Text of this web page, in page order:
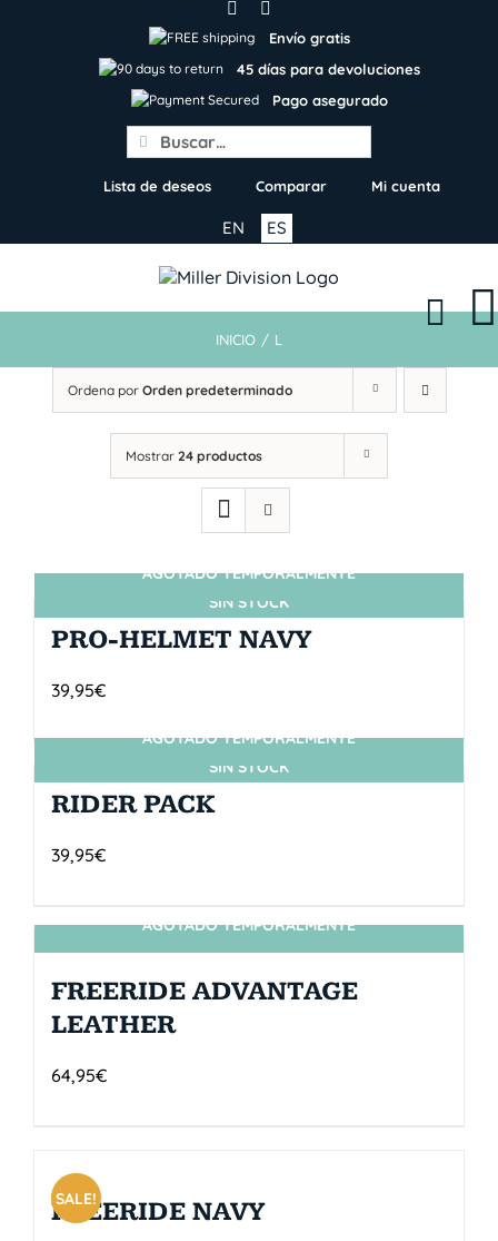
Envío gratis
45 días para devoluciones
Pago asegurado
Search
for:
Lista de deseos Comparar Mi cuenta
ES
EN
INICIO / L
Ordena por Orden predeterminado
Mostrar 24 productos
SIN STOCK
AGOTADO TEMPORALMENTE
PRO-HELMET NAVY
39,95€
SIN STOCK
AGOTADO TEMPORALMENTE
RIDER PACK
39,95€
SIN STOCK
AGOTADO TEMPORALMENTE
FREERIDE ADVANTAGE
LEATHER
64,95€
SALE!
FREERIDE NAVY